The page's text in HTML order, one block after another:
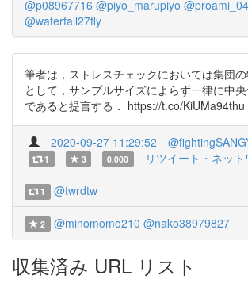
@p08967716 @piyo_marupiyo
@waterfall27fly
筆者は，ストレスチェックにおいては集団
として，サンプルサイズによらず一律に中
であると提言する． https://t.co/KiUMa94thu
2020-09-27 11:29:52
1 3 0.000 リツイート・ネッ
1 @twrdtw
2 @minomomo210 @nako38979827
収集済み URL リスト